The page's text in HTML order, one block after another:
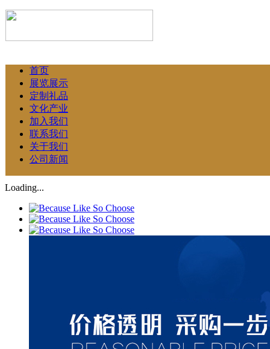
首页
展览展示
定制礼品
文化产业
加入我们
联系我们
关于我们
公司新闻
Loading...